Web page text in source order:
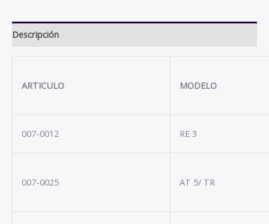
Descripción
ARTICULO MODELO
007-0012 RE 3
007-0025 AT 5/ TR